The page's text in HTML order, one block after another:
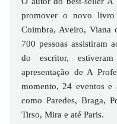
promover o novo
Coimbra, Aveiro, Viana
700 pessoas assistiram
do escritor,
apresentação de A
momento, 24 eventos
como Paredes, Braga,
Tirso, Mira e até Paris.